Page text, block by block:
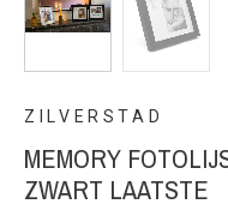
ZILVERSTAD
MEMORY
ZWART LAATSTE